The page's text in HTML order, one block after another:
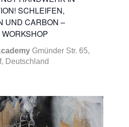
SCHLEIFEN,
UND CARBON –
Gmünder Str. 65,
Deutschland